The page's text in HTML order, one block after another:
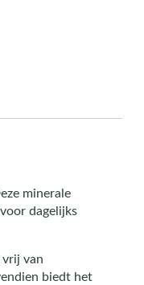
minerale
dagelijks
van
biedt het